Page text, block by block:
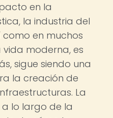
en la
la industria del
en muchos
moderna, es
sigue siendo una
la creación de
La
lo largo de la